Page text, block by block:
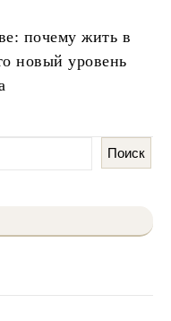
почему жить в
новый уровень
Поиск